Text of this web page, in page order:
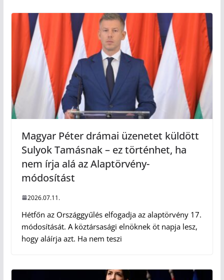
Magyar Péter drámai üzenetet küldött
Sulyok Tamásnak – ez történhet, ha
nem írja alá az Alaptörvény-
módosítást
2026.07.11.
Hétfőn az Országgyűlés elfogadja az alaptörvény 17.
módosítását. A köztársasági elnöknek öt napja lesz,
hogy aláírja azt. Ha nem teszi